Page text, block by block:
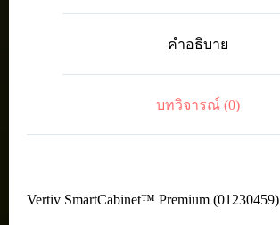
Electronic
คำอธิบาย
บทวิจารณ์ (0)
Vertiv SmartCabinet™ Premium (01230459)